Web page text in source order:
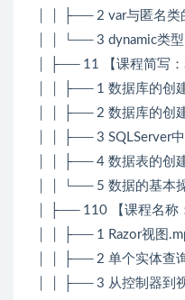
│ │ ├── 2 var与匿名类
│ │ └── 3 dynamic类
│ ├── 11 【课程简写
│ │ ├── 1 数据库的创
│ │ ├── 2 数据库的创
│ │ ├── 3 SQLServer
│ │ ├── 4 数据表的创
│ │ └── 5 数据的基本
│ ├── 110 【课程名称
│ │ ├── 1 Razor视图
│ │ ├── 2 单个实体查
│ │ ├── 3 从控制器到